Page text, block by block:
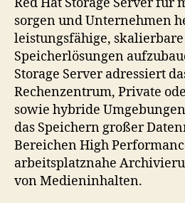
sorgen und Unternehmen
leistungsfähige,
Speicherlösungen
Storage Server adressiert
Rechenzentrum, Private
sowie hybride
das Speichern großer
Bereichen High
arbeitsplatznahe
von Medieninhalten.